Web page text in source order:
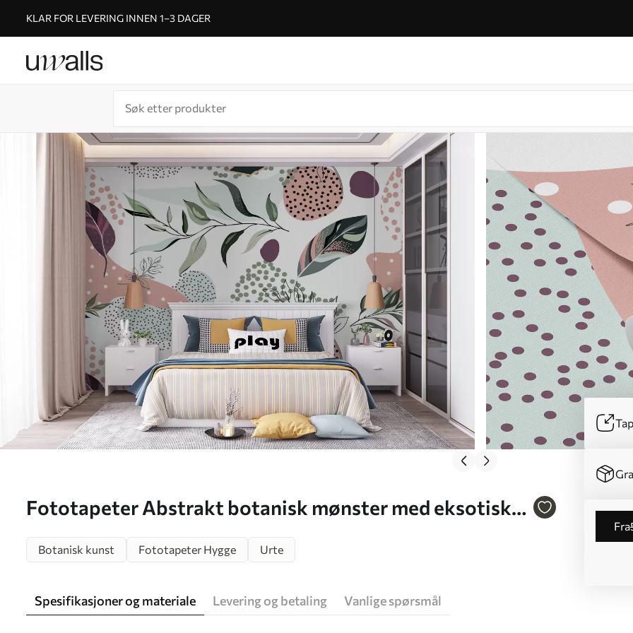
KLAR FOR LEVERING INNEN 1–3 DAGER
Fototapeter Abstrakt botanisk mønster med eksotiske
fra
Botanisk kunst
Fototapeter Hygge Urte
Spesifikasjoner og materiale Levering og betaling Vanlige spørsmål